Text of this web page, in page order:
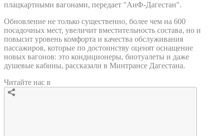
плацкартными вагонами, передает "АиФ-Дагестан".
Обновление не только существенно, более чем на 600
посадочных мест, увеличит вместительность состава, но и
повысит уровень комфорта и качества обслуживания
пассажиров, которые по достоинству оценят оснащение
новых вагонов: это кондиционеры, биотуалеты и даже
душевые кабины, рассказали в Минтрансе Дагестана.
Читайте нас в